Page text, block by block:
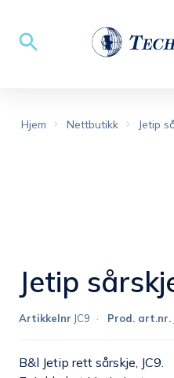
Hjem Nettbutikk Jetip
Jetip
Artikkelnr JC9 Prod. art.nr.
B&l Jetip rett sårskje, JC9.